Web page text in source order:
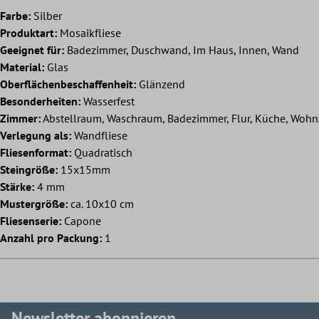
Farbe: Silber
Produktart: Mosaikfliese
Geeignet für: Badezimmer, Duschwand, Im Haus, Innen, Wand
Material: Glas
Oberflächenbeschaffenheit: Glänzend
Besonderheiten: Wasserfest
Zimmer:Abstellraum, Waschraum, Badezimmer, Flur, Küche,
Verlegung als: Wandfliese
Fliesenformat: Quadratisch
Steingröße: 15x15mm
Stärke: 4 mm
Mustergröße: ca. 10x10 cm
Fliesenserie: Capone
Anzahl pro Packung: 1